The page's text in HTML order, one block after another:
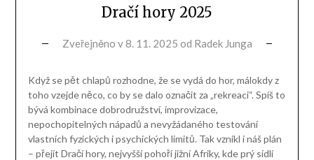
Dračí hory 2025
Zveřejněno v8. 11. 2025 od Radek Junga
Když se pět chlapů rozhodne, že se vydá do hor, málokdy z
toho vzejde něco, co by se dalo označit za „rekreaci“. Spíš to
bývá kombinace dobrodružství, improvizace,
nepochopitelných nápadů a nevyžádaného testování
vlastních fyzických i psychických limitů. Tak vznikl i náš plán
– přejít Dračí hory, nejvyšší pohoří jižní Afriky, kde prý sídlí